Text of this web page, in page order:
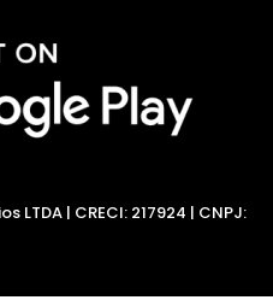
| CRECI: 217924 | CNPJ: